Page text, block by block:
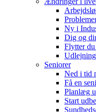
Ny i
Dig og
Flytter
Seniorer
Ned i tid
Få en
Planlæg
Start